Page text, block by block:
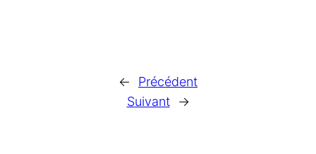
←
Précédent
Suivant
→